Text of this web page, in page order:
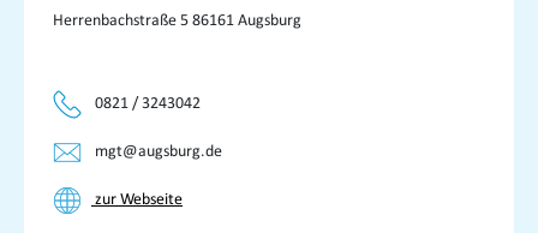
Herrenbachstraße 5 86161 Augsburg
0821 / 3243042
mgt@augsburg.de
zur Webseite